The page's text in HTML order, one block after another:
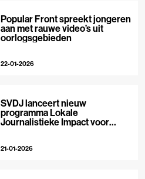
Popular Front spreekt jongeren
aan met rauwe video’s uit
oorlogsgebieden
22-01-2026
SVDJ lanceert nieuw
programma Lokale
Journalistieke Impact voor
21-01-2026